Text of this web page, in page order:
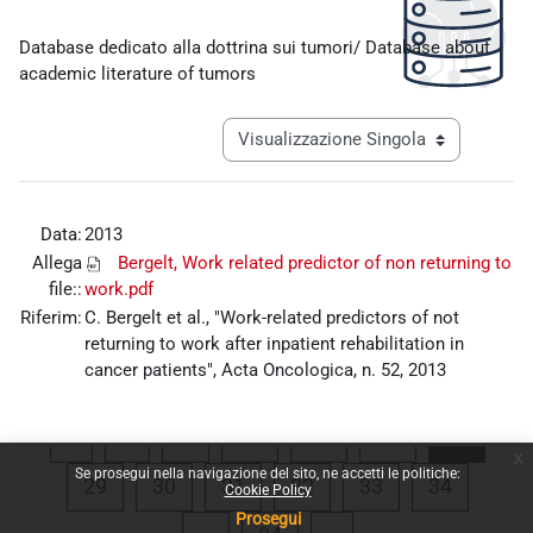
Se prosegui nella navigazione del sito, ne accetti le politiche:
Cookie Policy
Prosegui
Database dedicato alla dottrina sui tumori/ Database about
academic literature of tumors
Navigazione terziaria modalità
Data:2013
Allega
file::
Bergelt, Work related predictor of non returning to
work.pdf
Riferim:C. Bergelt et al., "Work-related predictors of not
returning to work after inpatient rehabilitation in
cancer patients", Acta Oncologica, n. 52, 2013
« 1 … 25 26 27 28
29Pagina 29
30Pagina 30
31Pagina 31
32Pagina 32
33Pagina 33
34Pagina